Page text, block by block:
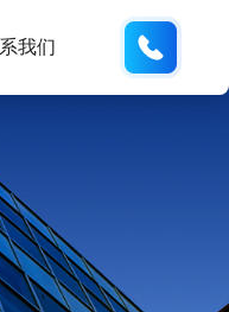
我们